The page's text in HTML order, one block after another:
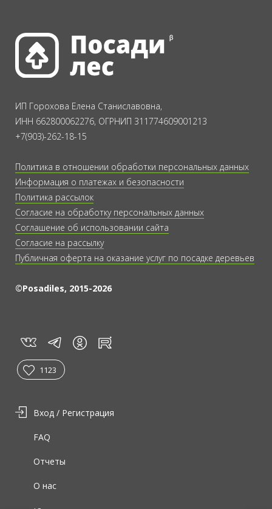
ИП Горохова Елена Станиславовна,
ИНН 662800062276, ОГРНИП 311774609001213
+7(903)-262-18-15
Политика в отношении обработки персональных данных
Информация о платежах и безопасности
Политика рассылок
Согласие на обработку персональных данных
Соглашение об использовании сайта
Согласие на рассылку
Публичная оферта на оказание услуг по посадке деревьев
©Posadiles, 2015-2026
vk tg in rt
1123
Вход / Регистрация
О нас
Отчеты
FAQ